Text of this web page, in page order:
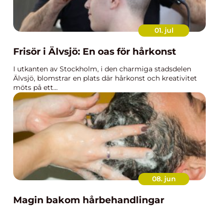
01. jul
Frisör i Älvsjö: En oas för hårkonst
I utkanten av Stockholm, i den charmiga stadsdelen
Älvsjö, blomstrar en plats där hårkonst och kreativitet
möts på ett...
08. jun
Magin bakom hårbehandlingar